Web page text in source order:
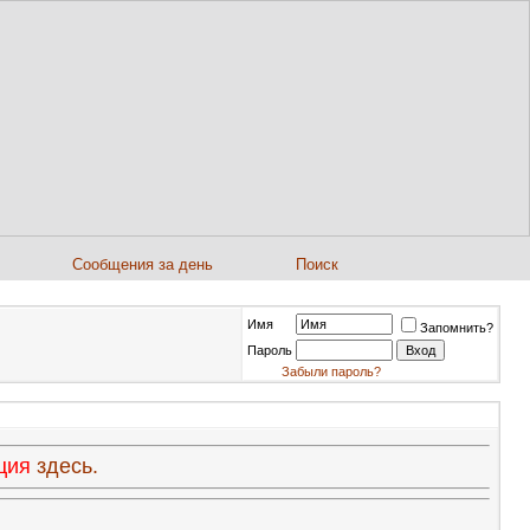
Сообщения за день Поиск
Имя
Запомнить?
Пароль
Забыли пароль?
здесь.